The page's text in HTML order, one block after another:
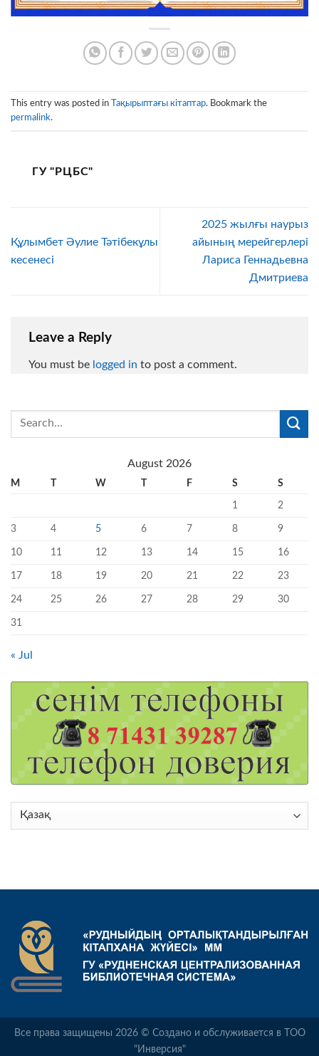
This entry was posted in Тақырыптағы кітаптар. Bookmark the
permalink.
ГУ "РЦБС"
Құлымбет Әулие Тәтібекұлы
кесенесі
2025 жылғы наурыз
айының мерейгерлері
Лариса Геннадьевна
Дмитриева
Leave a Reply
You must be logged in to post a comment.
August 2026
M T W T F S S
1 2
3 4 5 6 7 8 9
10 11 12 13 14 15 16
17 18 19 20 21 22 23
24 25 26 27 28 29 30
31
« Jul
Choose
Все права защищены 2026 © Создано и обслуживается в ТОО
"Инверсия"